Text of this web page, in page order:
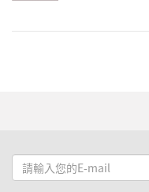
請
輸